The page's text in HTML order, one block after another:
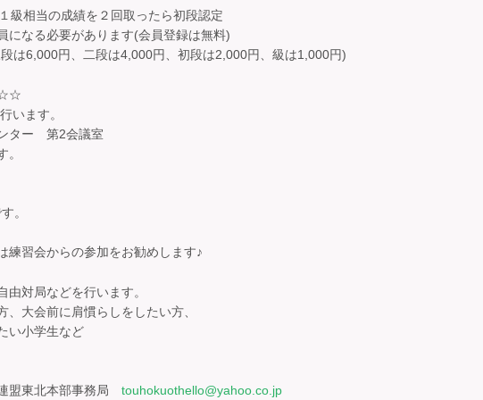
級相当の成績を２回取ったら初段認定
になる必要があります(会員登録は無料)
は6,000円、二段は4,000円、初段は2,000円、級は1,000円)
います。
ター 第2会議室
。
練習会からの参加をお勧めします♪
対局などを行います。
、大会前に肩慣らしをしたい方、
い小学生など
盟東北本部事務局 touhokuothello@yahoo.co.jp